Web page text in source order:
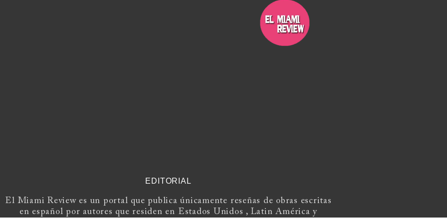
EDITORIAL
El Miami Review es un portal que publica únicamente reseñas de obras escritas
en español por autores que residen en Estados Unidos , Latin América y